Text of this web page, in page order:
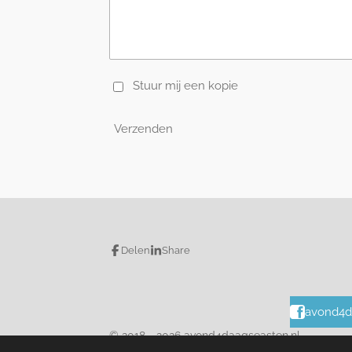
Stuur mij een kopie
Verzenden
Delen Share
© 2018 - 2026 avond4daagseasten.nl